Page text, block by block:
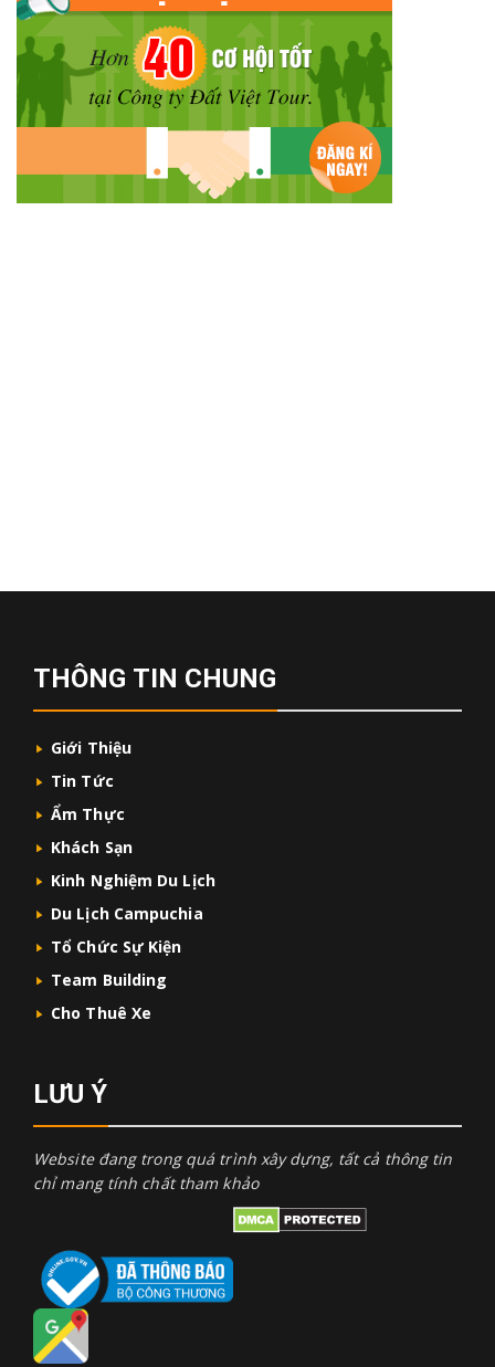
THÔNG TIN CHUNG
Giới Thiệu
Tin Tức
Ẩm Thực
Khách Sạn
Kinh Nghiệm Du Lịch
Du Lịch Campuchia
Tổ Chức Sự Kiện
Team Building
Cho Thuê Xe
LƯU Ý
Website đang trong quá trình xây dựng, tất cả thông tin
chỉ mang tính chất tham khảo